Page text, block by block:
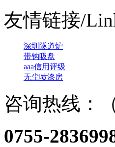
友情链接/
深圳隧道炉
带钩吸盘
aaa信用评级
无尘喷漆房
咨询热线：
0755-